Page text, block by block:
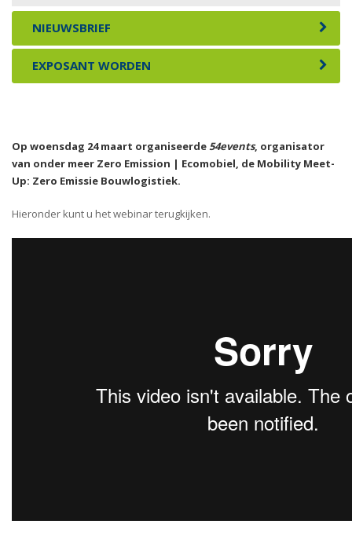
NIEUWSBRIEF
EXPOSANT WORDEN
Op woensdag 24 maart organiseerde54events, organisator
van onder meer Zero Emission | Ecomobiel, de Mobility Meet-
Up: Zero Emissie Bouwlogistiek.
Hieronder kunt u het webinar terugkijken.